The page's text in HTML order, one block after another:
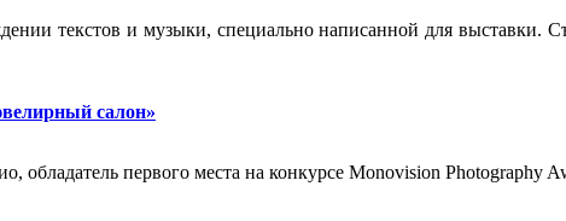
текстов и музыки, специально написанной для выставки.
салон»
первого места на конкурсе Monovision Photography